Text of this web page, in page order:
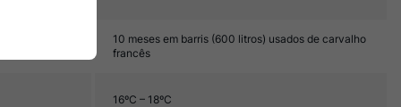
10 meses em barris (600 litros) usados de carvalho
francês
16ºC – 18ºC